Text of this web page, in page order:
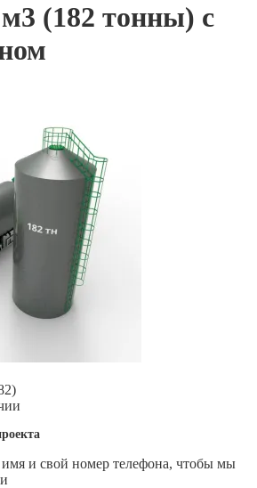
(182 тонны) с
и свой номер телефона, чтобы мы